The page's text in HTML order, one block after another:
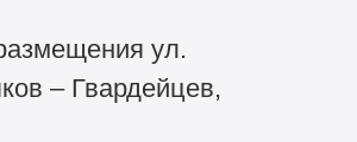
ул.
– Гвардейцев,